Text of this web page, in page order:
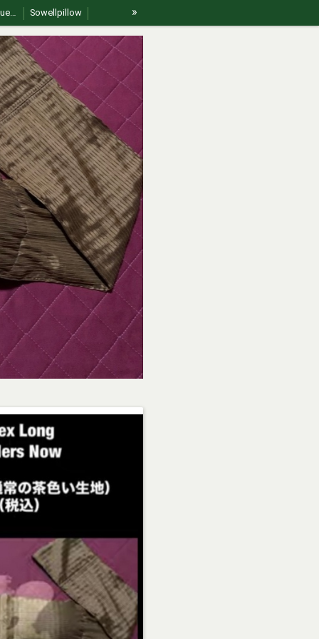
For International Guests Sowellpillow
jp🇯🇵｜Sowell swing（ソエルスイング）
fr🇫🇷 | Sowell swing (Soin de bercement doux)
What is Sowell Therapy?
Philosophy
【Korean】Sowell® Safety & Etiquette Guide
【Vietnamese】Sowell® Safety & Etiquette Guide
🇨🇳 CN｜介绍｜Sowell pillow
🇯🇵jp｜Sowellとは？ セルフケアとセラピーの新しいかたち
🇫🇷 fr | Qu’est-ce que la thérapie Sowell® ?
Akizuki
»